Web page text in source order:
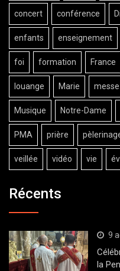
concert conférence
enfants enseignement
foi formation France
louange Marie messe
Musique Notre-Dame
PMA prière
veillée vidéo vie
Récents
9
la